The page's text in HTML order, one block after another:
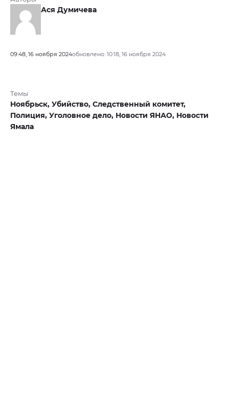
Ася Думичева
09:48, 16 ноября 2024обновлено: 10:18, 16 ноября 2024
Темы
Ноябрьск, Убийство, Следственный комитет,
Полиция, Уголовное дело, Новости ЯНАО, Новости
Ямала